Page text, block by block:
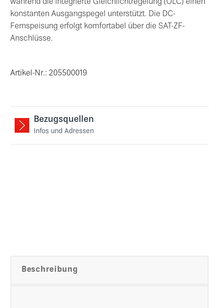
während die integrierte Gleichlichtregelung (OLC) einen
konstanten Ausgangspegel unterstützt. Die DC-
Fernspeisung erfolgt komfortabel über die SAT-ZF-
Anschlüsse.
Artikel-Nr.: 205500019
Bezugsquellen
Infos und Adressen
Beschreibung